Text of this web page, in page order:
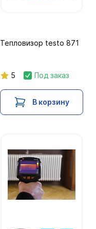
Тепловизор testo 871
5 Под заказ
В корзину